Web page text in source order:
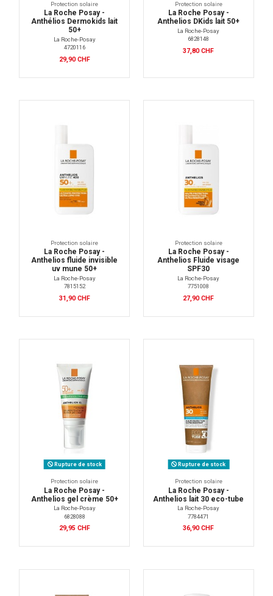
Protection solaire
La Roche Posay -
Anthélios Dermokids lait
50+
La Roche-Posay
4720116
29,90 CHF
Protection solaire
La Roche Posay -
Anthelios DKids lait 50+
La Roche-Posay
6828148
37,80 CHF
Protection solaire
La Roche Posay -
Anthelios fluide invisible
uv mune 50+
La Roche-Posay
7815152
31,90 CHF
Protection solaire
La Roche Posay -
Anthelios Fluide visage
SPF30
La Roche-Posay
7751008
27,90 CHF
Rupture de stock
Protection solaire
La Roche Posay -
Anthelios gel crème 50+
La Roche-Posay
6828088
29,95 CHF
Rupture de stock
Protection solaire
La Roche Posay -
Anthelios lait 30 eco-tube
La Roche-Posay
7784471
36,90 CHF